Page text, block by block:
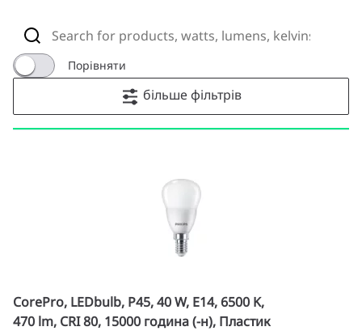
Порівняти
більше фільтрів
CorePro, LEDbulb, P45, 40 W, E14, 6500 K,
470 lm, CRI 80, 15000 година (-н), Пластик